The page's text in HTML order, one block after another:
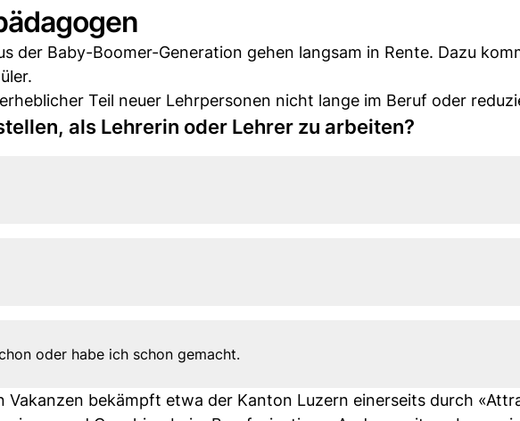
der Baby-Boomer-Generation gehen langsam in Rente. Dazu
Teil neuer Lehrpersonen nicht lange im Beruf oder
als Lehrerin oder Lehrer zu arbeiten?
oder habe ich schon gemacht.
Vakanzen bekämpft etwa der Kanton Luzern einerseits durch